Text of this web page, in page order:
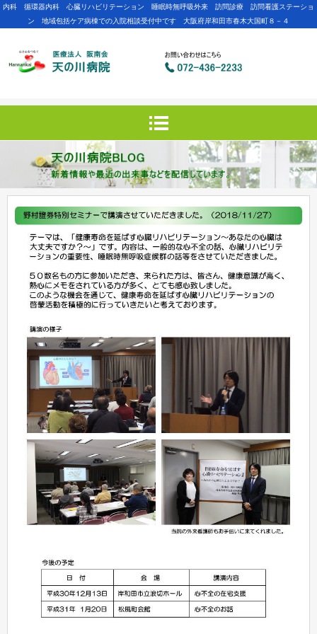
内科 循環器内科 心臓リハビリテーション 睡眠時無呼吸外来 訪問診療 訪問看護ステーショ
ン 地域包括ケア病棟での入院相談受付中です 大阪府岸和田市春木大国町８－４